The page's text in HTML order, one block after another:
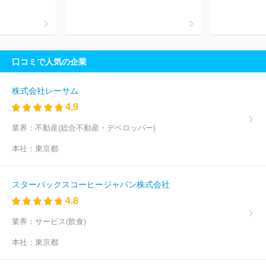
口コミで人気の企業
株式会社レーサム
4.9
業界： 不動産(総合不動産・デベロッパー)
本社： 東京都
スターバックスコーヒージャパン株式会社
4.8
業界： サービス(飲食)
本社： 東京都